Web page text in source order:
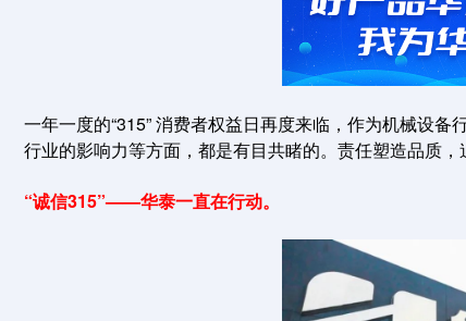
一年一度的“315” 消费者权益日再度来临，作为机械设
行业的影响力等方面，都是有目共睹的。责任塑造品质
“诚信315”——华泰一直在行动。